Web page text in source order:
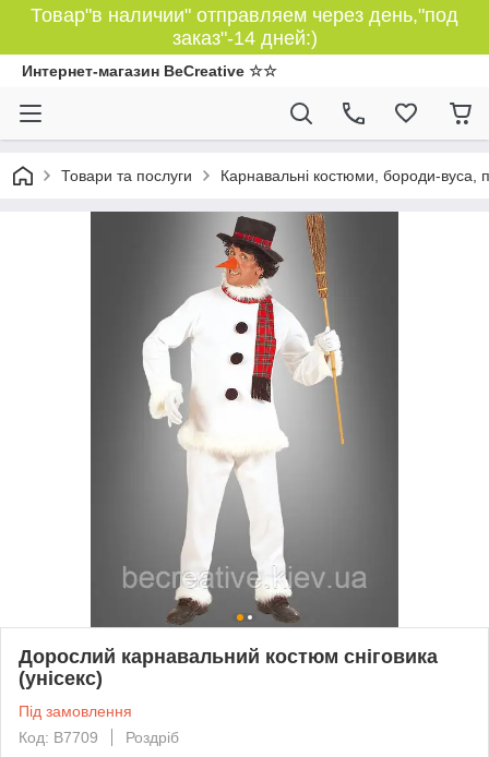
Товар"в наличии" отправляем через день,"под
заказ"-14 дней:)
Интернет-магазин BeCreative ☆☆
Товари та послуги Карнавальні костюми, бороди-вуса,
Дорослий карнавальний костюм сніговика
(унісекс)
Під замовлення
Код: B7709
Роздріб